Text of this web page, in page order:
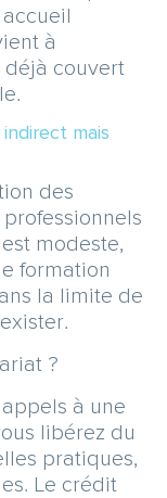
à
couvert
mais
des
modeste,
formation
la limite de
?
à une
libérez du
pratiques,
Le crédit